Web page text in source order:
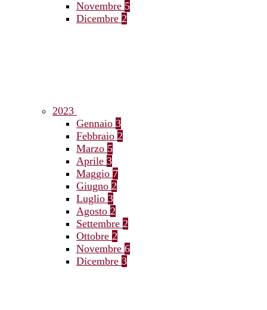
Novembre 5
Dicembre 2
2023
Gennaio 3
Febbraio 2
Marzo 5
Aprile 3
Maggio 7
Giugno 2
Luglio 3
Agosto 2
Settembre 2
Ottobre 2
Novembre 6
Dicembre 3